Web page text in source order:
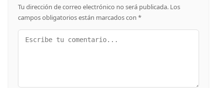
Tu dirección de correo electrónico no será publicada. Los
campos obligatorios están marcados con *